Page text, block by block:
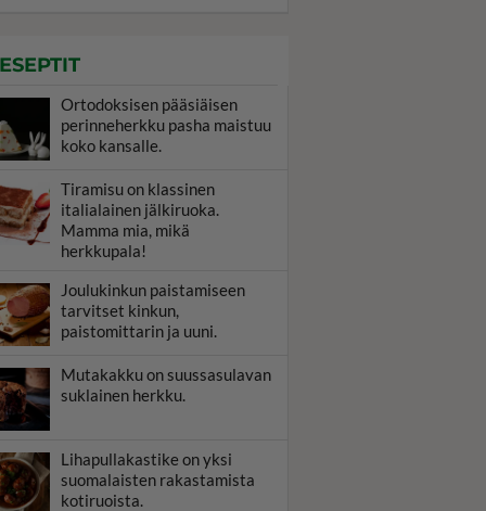
Ortodoksisen pääsiäisen
perinneherkku pasha maistuu
koko kansalle.
Tiramisu on klassinen
italialainen jälkiruoka.
Mamma mia, mikä
herkkupala!
Joulukinkun paistamiseen
tarvitset kinkun,
paistomittarin ja uuni.
Mutakakku on suussasulavan
suklainen herkku.
Lihapullakastike on yksi
suomalaisten rakastamista
kotiruoista.